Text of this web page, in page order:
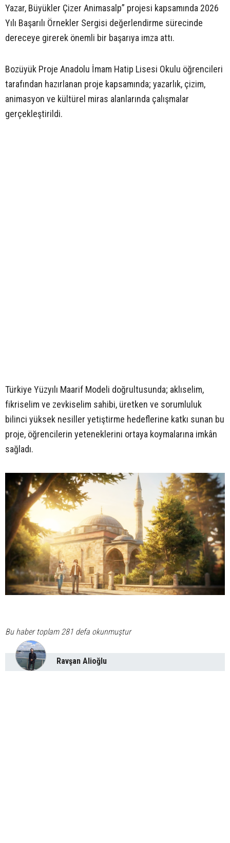
Yazar, Büyükler Çizer Animasalp” projesi kapsamında 2026
Yılı Başarılı Örnekler Sergisi değerlendirme sürecinde
dereceye girerek önemli bir başarıya imza attı.
Bozüyük Proje Anadolu İmam Hatip Lisesi Okulu öğrencileri
tarafından hazırlanan proje kapsamında; yazarlık, çizim,
animasyon ve kültürel miras alanlarında çalışmalar
gerçekleştirildi.
Türkiye Yüzyılı Maarif Modeli doğrultusunda; aklıselim,
fikriselim ve zevkiselim sahibi, üretken ve sorumluluk
bilinci yüksek nesiller yetiştirme hedeflerine katkı sunan bu
proje, öğrencilerin yeteneklerini ortaya koymalarına imkân
sağladı.
Bu haber toplam 281 defa okunmuştur
Ravşan Alioğlu